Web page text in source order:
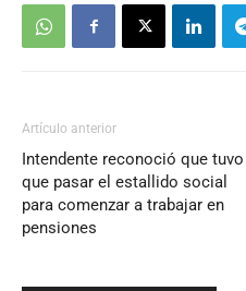
Artículo anterior
Intendente reconoció que tuvo
que pasar el estallido social
para comenzar a trabajar en
pensiones